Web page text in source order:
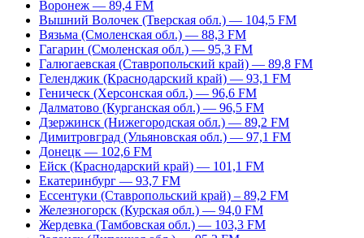
Воронеж — 89,4 FM
Вышний Волочек (Тверская обл.) — 104,5 FM
Вязьма (Смоленская обл.) — 88,3 FM
Гагарин (Смоленская обл.) — 95,3 FM
Галюгаевская (Ставропольский край) — 89,8 FM
Геленджик (Краснодарский край) — 93,1 FM
Геническ (Херсонская обл.) — 96,6 FM
Далматово (Курганская обл.) — 96,5 FM
Дзержинск (Нижегородская обл.) — 89,2 FM
Димитровград (Ульяновская обл.) — 97,1 FM
Донецк — 102,6 FM
Ейск (Краснодарский край) — 101,1 FM
Екатеринбург — 93,7 FM
Ессентуки (Ставропольский край) – 89,2 FM
Железногорск (Курская обл.) — 94,0 FM
Жердевка (Тамбовская обл.) — 103,3 FM